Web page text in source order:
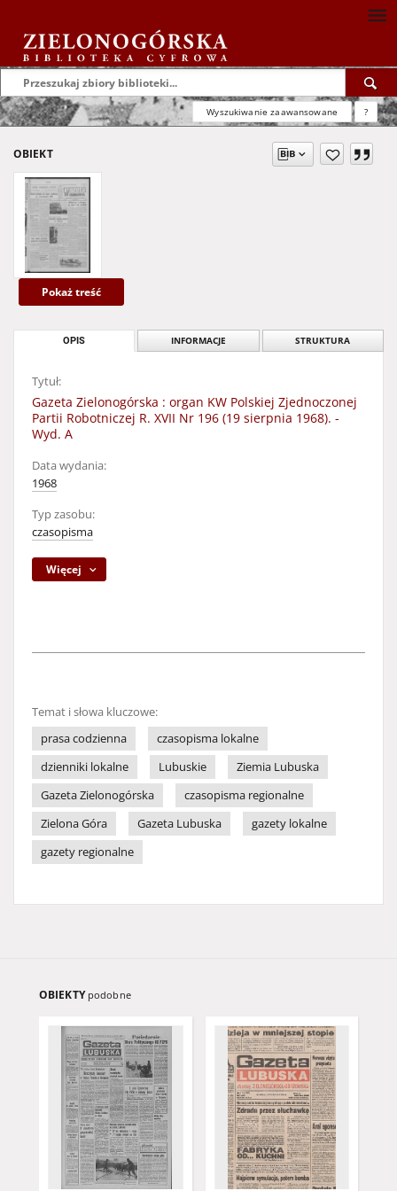
Wyszukiwanie zaawansowane ?
OBIEKT
Pokaż treść
OPIS INFORMACJE STRUKTURA
Tytuł:
Gazeta Zielonogórska : organ KW Polskiej Zjednoczonej
Partii Robotniczej R. XVII Nr 196 (19 sierpnia 1968). -
Wyd. A
Data wydania:
1968
Typ zasobu:
czasopisma
Więcej
Temat i słowa kluczowe:
prasa codzienna
czasopisma lokalne
dzienniki lokalne
Lubuskie
Ziemia Lubuska
Gazeta Zielonogórska
czasopisma regionalne
Zielona Góra
Gazeta Lubuska
gazety lokalne
gazety regionalne
OBIEKTY podobne